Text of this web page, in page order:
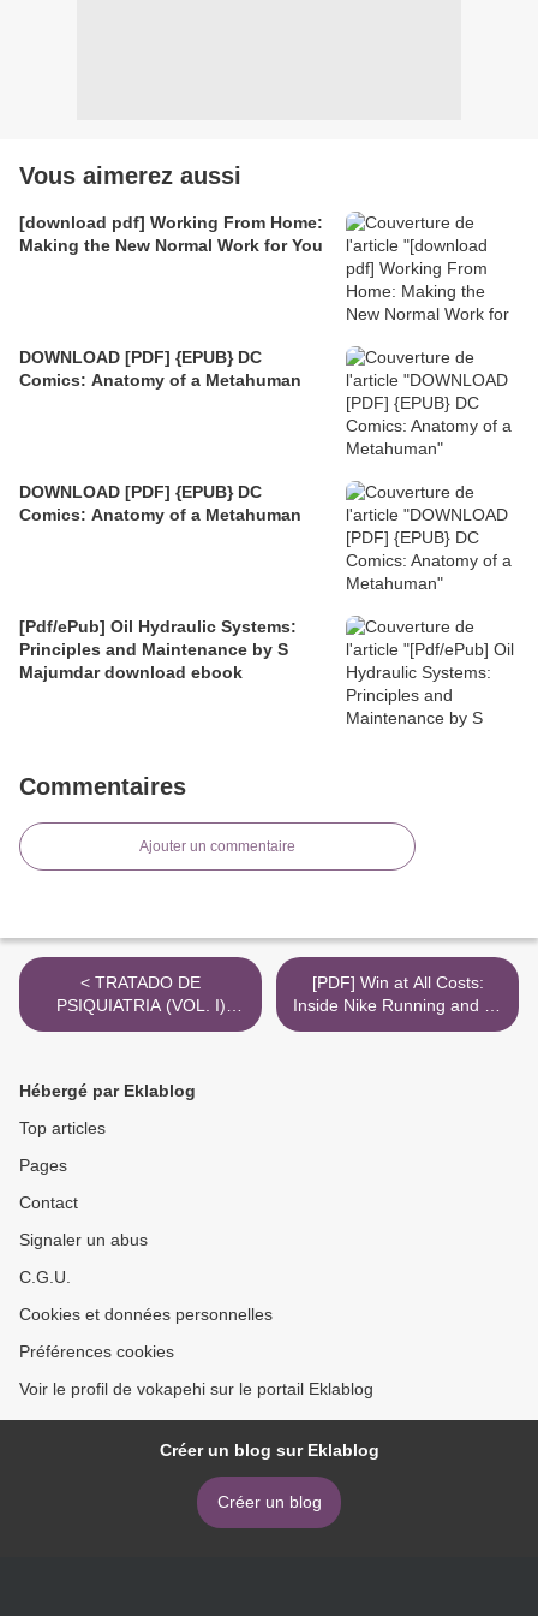
Vous aimerez aussi
[download pdf] Working From Home:
Making the New Normal Work for You
DOWNLOAD [PDF] {EPUB} DC
Comics: Anatomy of a Metahuman
DOWNLOAD [PDF] {EPUB} DC
Comics: Anatomy of a Metahuman
[Pdf/ePub] Oil Hydraulic Systems:
Principles and Maintenance by S
Majumdar download ebook
Commentaires
Ajouter un commentaire
< TRATADO DE
PSIQUIATRIA (VOL. I)
JULIO VALLEJO RUILOBA
[PDF] Win at All Costs:
Inside Nike Running and Its
Culture of Deception by
Hébergé par Eklablog
Top articles
Pages
Contact
Signaler un abus
C.G.U.
Cookies et données personnelles
Préférences cookies
Voir le profil de vokapehi sur le portail Eklablog
Créer un blog sur Eklablog
Créer un blog